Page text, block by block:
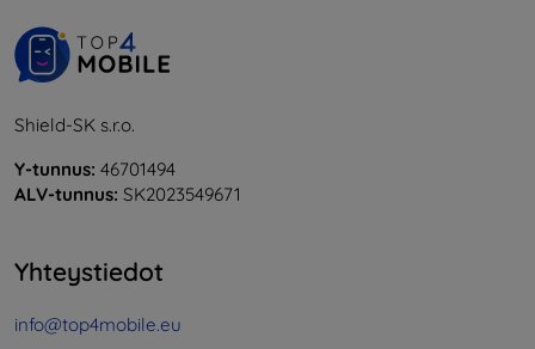
Shield-SK s.r.o.
Y-tunnus: 46701494
ALV-tunnus: SK2023549671
Yhteystiedot
info@top4mobile.eu